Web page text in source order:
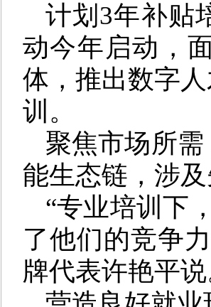
计划3年补贴
动今年启动，
体，推出数字
训。
聚焦市场所
能生态链，涉
“专业培训下
了他们的竞争
牌代表许艳平说